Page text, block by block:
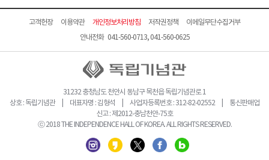
고객헌장 이용약관 개인정보처리방침 저작권정책
이메일무단수집거부
안내전화 041-560-0713, 041-560-0625
31232 충청남도 천안시 동남구 목천읍 독립기념관로 1
상호 : 독립기념관 | 대표자명 : 김형석 | 사업자등록번호 : 312-82-02552 | 통신판매업
신고 : 제2012-충남천안-75호
ⓒ 2018 THE INDEPENDENCE HALL OF KOREA. ALL RIGHTS RESERVED.